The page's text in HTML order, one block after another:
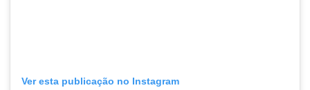
Ver esta publicação no Instagram